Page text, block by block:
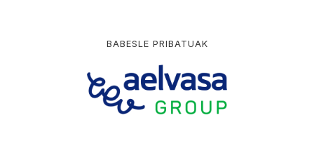
BABESLE PRIBATUAK